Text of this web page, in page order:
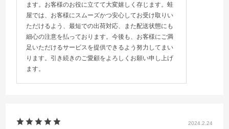
ます。お客様のお役に立てて大変嬉しく存じます。蛙
屋では、お客様にスムーズかつ安心してお受け取りい
ただけるよう、最短での出荷対応、また配送状態にも
細心の注意を払っております。今後も、お客様にご満
足いただけるサービスを提供できるよう努力してまい
ります。引き続きのご愛顧をよろしくお願い申し上げ
ます。
2024.2.24